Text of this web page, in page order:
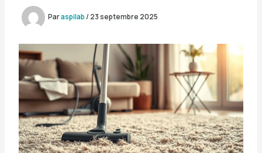
Paraspilab/ 23 septembre 2025